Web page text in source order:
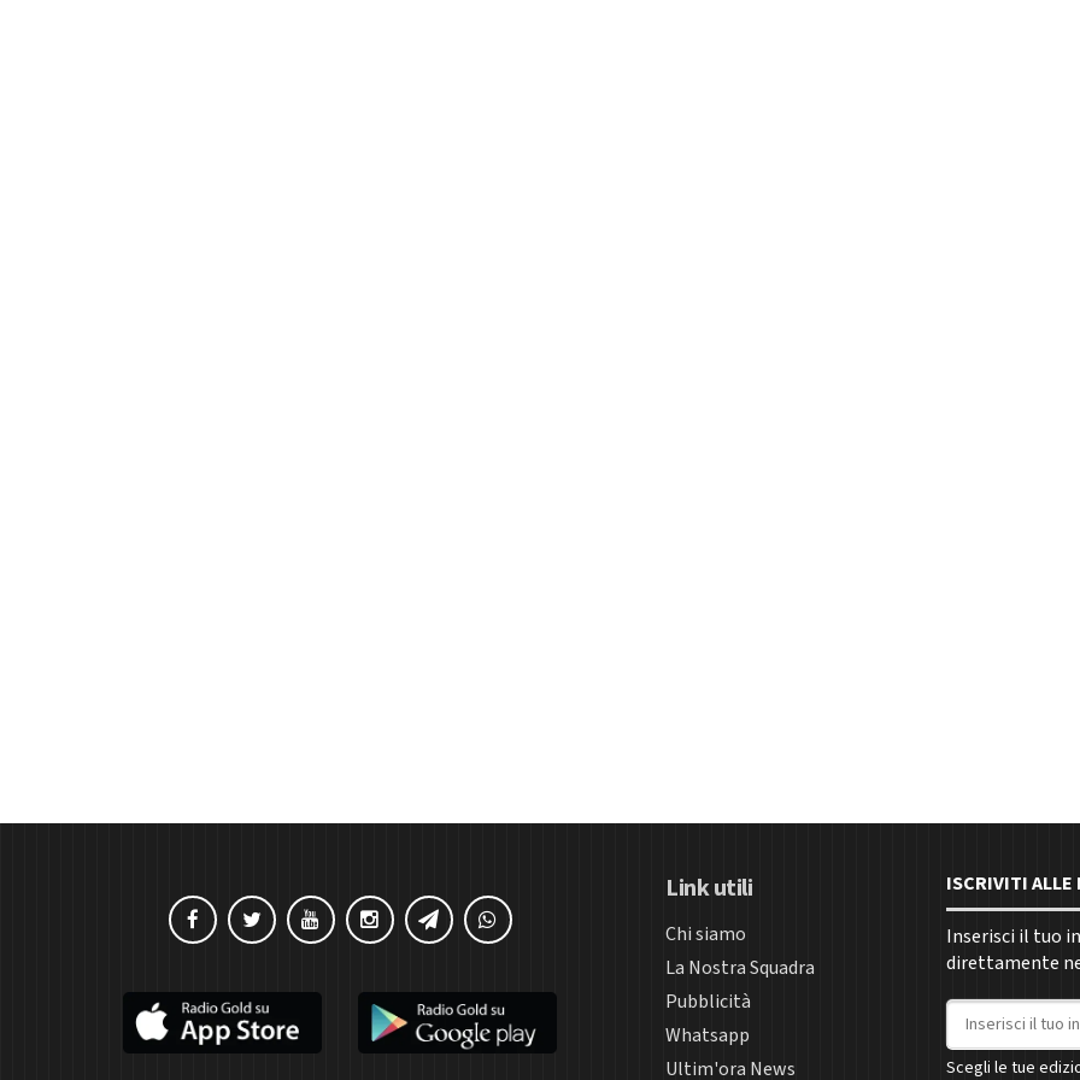
Link utili
Chi siamo
La Nostra Squadra
Pubblicità
Whatsapp
Ultim'ora News
ISCRIVITI ALLE
Inserisci il tuo
direttamente
Indirizzo email
Scegli le tue